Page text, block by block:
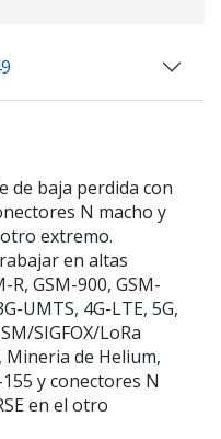
de baja perdida con
N macho y
otro extremo.
en altas
R, GSM-900, GSM-
UMTS, 4G-LTE, 5G,
SIGFOX/LoRa
Mineria de Helium,
y conectores N
en el otro